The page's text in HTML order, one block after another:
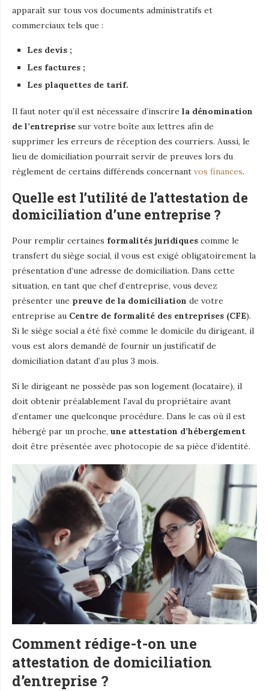
apparaît sur tous vos documents administratifs et
commerciaux tels que :
Les devis ;
Les factures ;
Les plaquettes de tarif.
Il faut noter qu’il est nécessaire d’inscrire la dénomination
de l’entreprise sur votre boîte aux lettres afin de
supprimer les erreurs de réception des courriers. Aussi, le
lieu de domiciliation pourrait servir de preuves lors du
règlement de certains différends concernant vos finances.
Quelle est l’utilité de l’attestation de
domiciliation d’une entreprise ?
Pour remplir certaines formalités juridiques comme le
transfert du siège social, il vous est exigé obligatoirement la
présentation d’une adresse de domiciliation. Dans cette
situation, en tant que chef d’entreprise, vous devez
présenter une preuve de la domiciliation de votre
entreprise au Centre de formalité des entreprises (CFE).
Si le siège social a été fixé comme le domicile du dirigeant, il
vous est alors demandé de fournir un justificatif de
domiciliation datant d’au plus 3 mois.
Si le dirigeant ne possède pas son logement (locataire), il
doit obtenir préalablement l’aval du propriétaire avant
d’entamer une quelconque procédure. Dans le cas où il est
hébergé par un proche, une attestation d’hébergement
doit être présentée avec photocopie de sa pièce d’identité.
Comment rédige-t-on une
attestation de domiciliation
d’entreprise ?